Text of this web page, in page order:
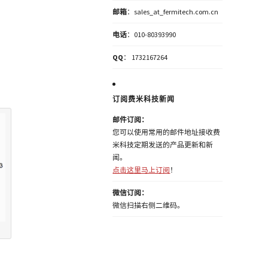
邮箱：sales_at_fermitech.com.cn
电话：010-80393990
QQ ： 1732167264
订阅费米科技新闻
邮件订阅：
您可以使用常用的邮件地址接收费
米科技定期发送的产品更新和新
闻。
点击这里马上订阅 ！
微信订阅：
微信扫描右侧二维码。